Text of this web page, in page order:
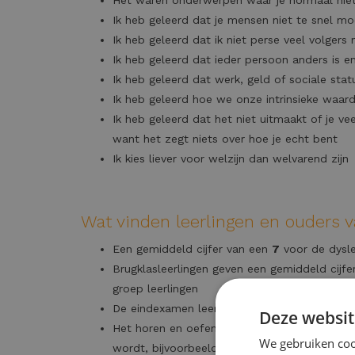
Ik heb geleerd dat je mensen niet te snel
Ik heb geleerd dat ik niet perse veel volgers
Ik heb geleerd dat ieder persoon anders is
Ik heb geleerd dat werk, geld of sociale
Ik heb geleerd hoe we onze intrinsieke
Ik heb geleerd dat het niet uitmaakt of je
want het zegt niets over hoe je echt bent
Ik kies liever voor welzijn dan welvarend zijn
Wat vinden leerlingen en ouders
Een gemiddeld cijfer van een 7 voor de
Brugklasleerlingen geven een gemiddeld
groep leerlingen
De eindexamen leerlingen geven een
Het horen en oefenen met werkvormen en
wordt, bijvoorbeeld in de bovenbouw of
Deze
We gebruiken